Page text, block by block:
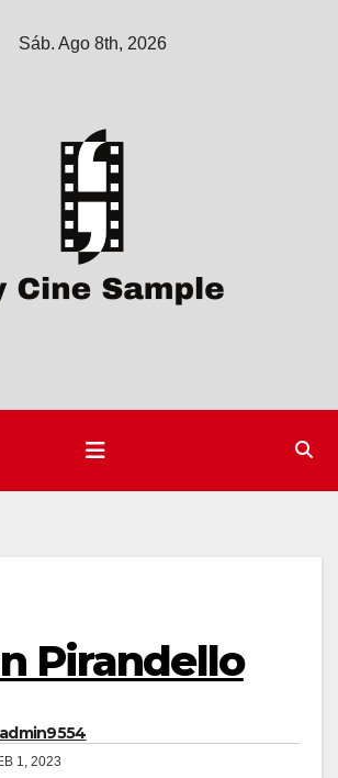
Sáb. Ago 8th, 2026
Pirandello
admin9554
1, 2023